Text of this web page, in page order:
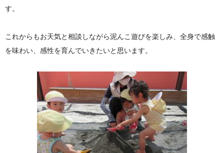
す。
これからもお天気と相談しながら泥んこ遊びを楽しみ、全身で感触
を味わい、感性を育んでいきたいと思います。